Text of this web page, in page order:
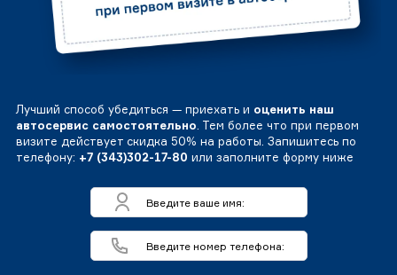
Лучший способ убедиться — приехать и оценить наш
автосервис самостоятельно. Тем более что при первом
визите действует скидка 50% на работы. Запишитесь по
телефону: +7 (343)302-17-80 или заполните форму ниже